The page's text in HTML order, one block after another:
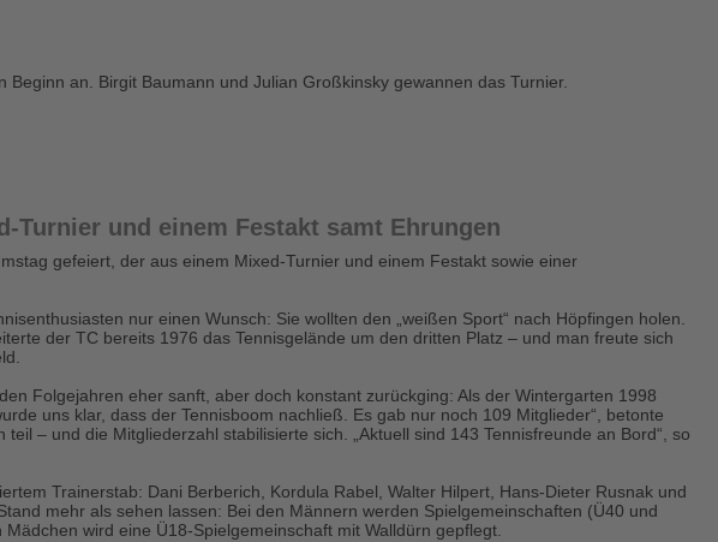
Turnier und einem Festakt samt Ehrungen
gefeiert, der aus einem Mixed-Turnier und einem Festakt sowie einer
nur einen Wunsch: Sie wollten den „weißen Sport“ nach Höpfingen holen.
der TC bereits 1976 das Tennisgelände um den dritten Platz – und man freute sich
Folgejahren eher sanft, aber doch konstant zurückging: Als der Wintergarten 1998
uns klar, dass der Tennisboom nachließ. Es gab nur noch 109 Mitglieder“, betonte
– und die Mitgliederzahl stabilisierte sich. „Aktuell sind 143 Tennisfreunde an Bord“, so
Trainerstab: Dani Berberich, Kordula Rabel, Walter Hilpert, Hans-Dieter Rusnak und
mehr als sehen lassen: Bei den Männern werden Spielgemeinschaften (Ü40 und
wird eine Ü18-Spielgemeinschaft mit Walldürn gepflegt.